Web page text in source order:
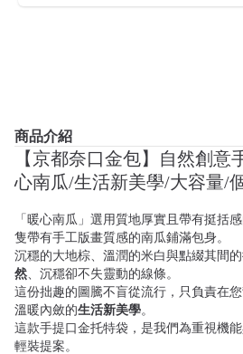
商品介紹
【京都奈口金包】自然創意
心南瓜/生活新美學/大容量/
「暖心南瓜」選用質地厚實且帶有挺括
隻帶有手工版畫質感的南瓜鋪滿包身。
沉穩的大地棕、溫潤的米白與點綴其間
然 、沉穩卻不失靈動的線條。
這份拙趣的圖騰不盲從流行，只負責在
溫暖內斂的生活新美學。
這款手提口金托特袋，是我們為重視機
輕裝提案。